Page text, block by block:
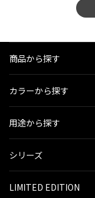
商品から探す
カラーから探す
用途から探す
シリーズ
LIMITED EDITION